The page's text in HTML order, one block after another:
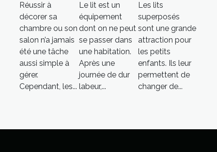
Réussir à
décorer sa
chambre ou son
salon n’a jamais
été une tâche
aussi simple à
gérer.
Cependant, les...
Le lit est un
équipement
dont on ne peut
se passer dans
une habitation.
Après une
journée de dur
labeur,...
Les lits
superposés
sont une grande
attraction pour
les petits
enfants. Ils leur
permettent de
changer de...